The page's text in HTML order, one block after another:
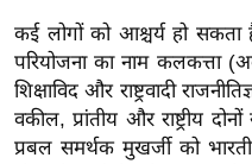
ऑ
टो
व
र्ल्ड
कई लोगों को आश्चर्य हो
परियोजना का नाम कलकत्ता
शिक्षाविद और राष्ट्रवादी
वकील, प्रांतीय और राष्ट्रीय
प्रबल समर्थक मुखर्जी को